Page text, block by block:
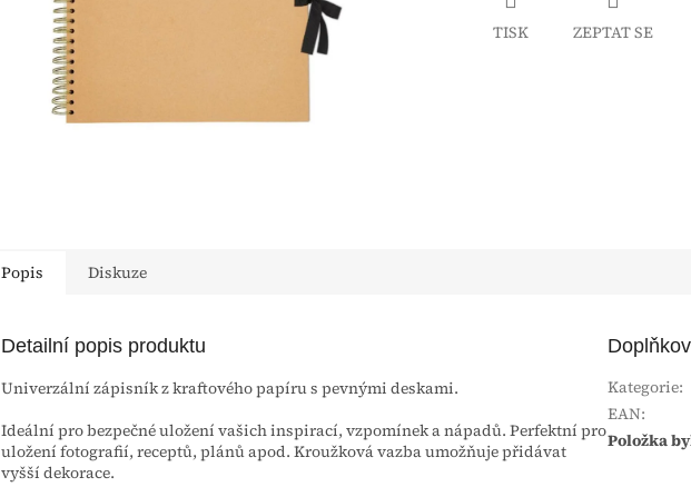
TISK ZEPTAT SE
Popis Diskuze
Detailní popis produktu
Univerzální zápisník z kraftového papíru s pevnými deskami.
Ideální pro bezpečné uložení vašich inspirací, vzpomínek a nápadů. Perfektní pro
uložení fotografií, receptů, plánů apod. Kroužková vazba umožňuje přidávat
vyšší dekorace.
Kategorie:
EAN:
Položka